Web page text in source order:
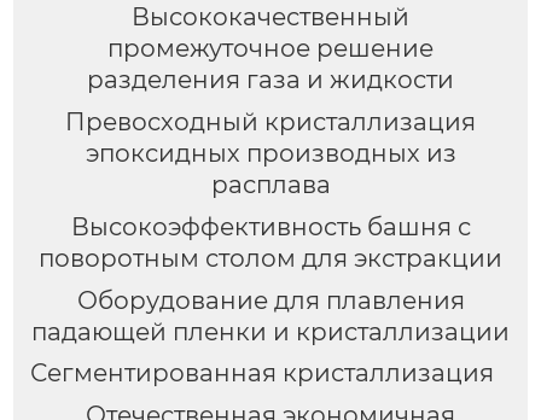
Высококачественный
промежуточное решение
разделения газа и жидкости
Превосходный кристаллизация
эпоксидных производных из
расплава
Высокоэффективность башня с
поворотным столом для экстракции
Оборудование для плавления
падающей пленки и кристаллизации
Сегментированная кристаллизация